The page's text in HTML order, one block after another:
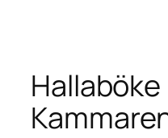
innehållHallaböke